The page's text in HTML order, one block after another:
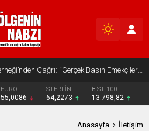
Batman Basın Derneği’nden Çağrı: “Gerçek Basın Emekçileri Desteklenmeli”
EURO
55,0086
STERLİN
64,2273
BIST 100
13.798,82
Anasayfa İletişim